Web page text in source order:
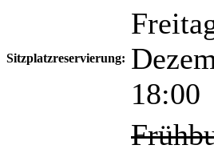
Sitzplatzreservierung:
18:00